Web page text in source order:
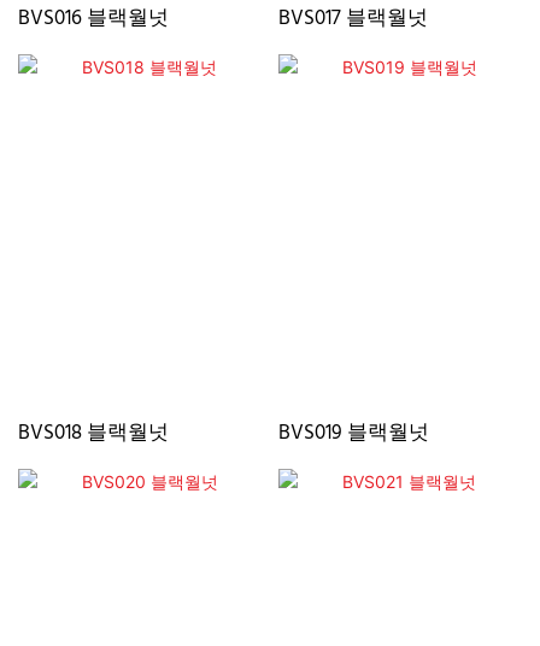
BVS016 블랙월넛 BVS017 블랙월넛
BVS018 블랙월넛 BVS019 블랙월넛